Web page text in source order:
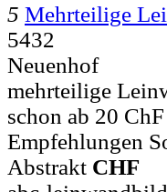
5 Mehrteilige
5432
Neuenhof
mehrteilige
schon ab 20
Empfehlungen
Abstrakt CHF